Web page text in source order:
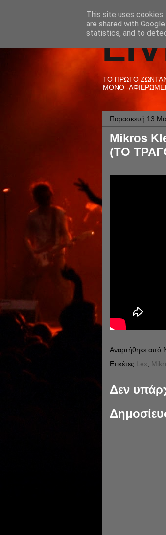
ΤΟ ΠΡΩΤΟ
ΜΟΝΟ -
Παρασκευή 13
Mikros
(ΤΟ
Αναρτήθηκε από
Ετικέτες Lex
Δεν
This site uses cookies
are shared with
statistics, and to